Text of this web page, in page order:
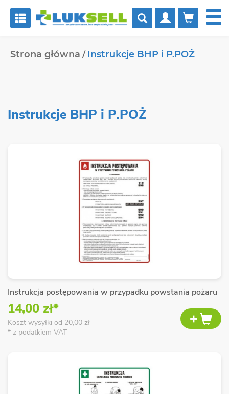
 
Strona główna Instrukcje BHP i P.POŻ
Instrukcje BHP i P.POŻ
Instrukcja postępowania w przypadku powstania pożaru
14,00 zł*
Koszt wysyłki od 20,00 zł
* z podatkiem VAT